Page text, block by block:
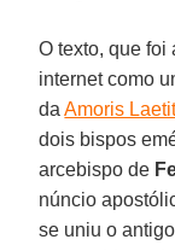
O texto, que foi
internet como
daAmoris
dois bispos
arcebispo de
núncio
se uniu o